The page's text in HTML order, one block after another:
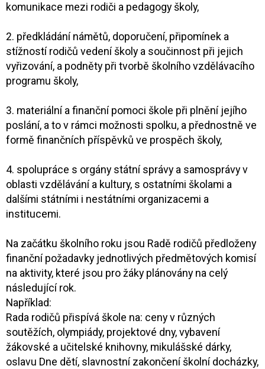
komunikace mezi rodiči a pedagogy školy,
2. předkládání námětů, doporučení, připomínek a
stížností rodičů vedení školy a součinnost při jejich
vyřizování, a podněty při tvorbě školního vzdělávacího
programu školy,
3. materiální a finanční pomoci škole při plnění jejího
poslání, a to v rámci možnosti spolku, a přednostně ve
formě finančních příspěvků ve prospěch školy,
4. spolupráce s orgány státní správy a samosprávy v
oblasti vzdělávání a kultury, s ostatními školami a
dalšími státními i nestátními organizacemi a
institucemi.
Na začátku školního roku jsou Radě rodičů předloženy
finanční požadavky jednotlivých předmětových komisí
na aktivity, které jsou pro žáky plánovány na celý
následující rok.
Například:
Rada rodičů přispívá škole na: ceny v různých
soutěžích, olympiády, projektové dny, vybavení
žákovské a učitelské knihovny, mikulášské dárky,
oslavu Dne dětí, slavnostní zakončení školní docházky,